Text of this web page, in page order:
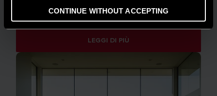
CONTINUE WITHOUT ACCEPTING
GUIDA AL RISPARMIO
Quanto consuma un condizionatore?
LEGGI DI PIÙ